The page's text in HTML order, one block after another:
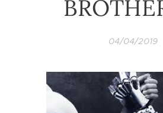
04/04/2019